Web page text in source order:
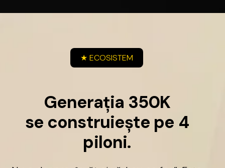
★ ECOSISTEM
Generația 350K
se construiește pe 4
piloni.